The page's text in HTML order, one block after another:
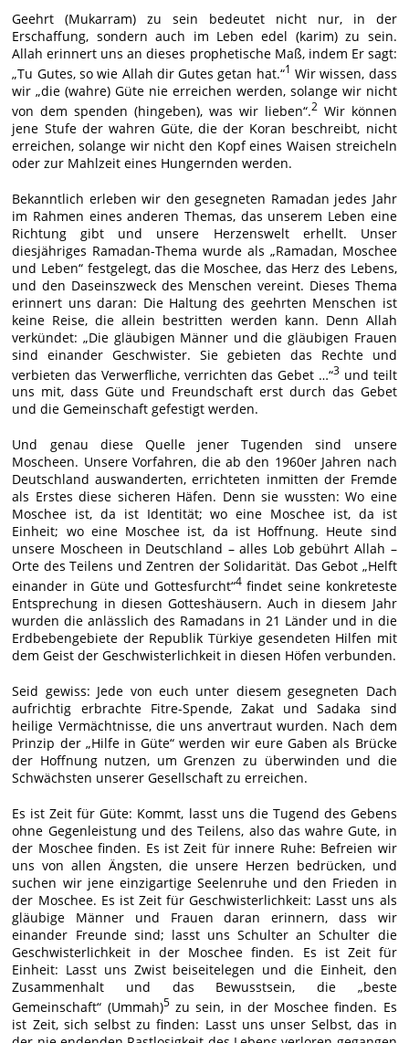
Geehrt (Mukarram) zu sein bedeutet nicht nur, in der
Erschaffung, sondern auch im Leben edel (karim) zu sein.
Allah erinnert uns an dieses prophetische Maß, indem Er sagt:
„Tu Gutes, so wie Allah dir Gutes getan hat.“1 Wir wissen, dass
wir „die (wahre) Güte nie erreichen werden, solange wir nicht
von dem spenden (hingeben), was wir lieben“.2Wir können
jene Stufe der wahren Güte, die der Koran beschreibt, nicht
erreichen, solange wir nicht den Kopf eines Waisen streicheln
oder zur Mahlzeit eines Hungernden werden.
Bekanntlich erleben wir den gesegneten Ramadan jedes Jahr
im Rahmen eines anderen Themas, das unserem Leben eine
Richtung gibt und unsere Herzenswelt erhellt. Unser
diesjähriges Ramadan-Thema wurde als „Ramadan, Moschee
und Leben“ festgelegt, das die Moschee, das Herz des Lebens,
und den Daseinszweck des Menschen vereint. Dieses Thema
erinnert uns daran: Die Haltung des geehrten Menschen ist
keine Reise, die allein bestritten werden kann. Denn Allah
verkündet: „Die gläubigen Männer und die gläubigen Frauen
sind einander Geschwister. Sie gebieten das Rechte und
verbieten das Verwerfliche, verrichten das Gebet …“3 und teilt
uns mit, dass Güte und Freundschaft erst durch das Gebet
und die Gemeinschaft gefestigt werden.
Und genau diese Quelle jener Tugenden sind unsere
Moscheen. Unsere Vorfahren, die ab den 1960er Jahren nach
Deutschland auswanderten, errichteten inmitten der Fremde
als Erstes diese sicheren Häfen. Denn sie wussten: Wo eine
Moschee ist, da ist Identität; wo eine Moschee ist, da ist
Einheit; wo eine Moschee ist, da ist Hoffnung. Heute sind
unsere Moscheen in Deutschland – alles Lob gebührt Allah –
Orte des Teilens und Zentren der Solidarität. Das Gebot „Helft
einander in Güte und Gottesfurcht“4findet seine konkreteste
Entsprechung in diesen Gotteshäusern. Auch in diesem Jahr
wurden die anlässlich des Ramadans in 21 Länder und in die
Erdbebengebiete der Republik Türkiye gesendeten Hilfen mit
dem Geist der Geschwisterlichkeit in diesen Höfen verbunden.
Seid gewiss: Jede von euch unter diesem gesegneten Dach
aufrichtig erbrachte Fitre-Spende, Zakat und Sadaka sind
heilige Vermächtnisse, die uns anvertraut wurden. Nach dem
Prinzip der „Hilfe in Güte“ werden wir eure Gaben als Brücke
der Hoffnung nutzen, um Grenzen zu überwinden und die
Schwächsten unserer Gesellschaft zu erreichen.
Es ist Zeit für Güte: Kommt, lasst uns die Tugend des Gebens
ohne Gegenleistung und des Teilens, also das wahre Gute, in
der Moschee finden. Es ist Zeit für innere Ruhe: Befreien wir
uns von allen Ängsten, die unsere Herzen bedrücken, und
suchen wir jene einzigartige Seelenruhe und den Frieden in
der Moschee. Es ist Zeit für Geschwisterlichkeit: Lasst uns als
gläubige Männer und Frauen daran erinnern, dass wir
einander Freunde sind; lasst uns Schulter an Schulter die
Geschwisterlichkeit in der Moschee finden. Es ist Zeit für
Einheit: Lasst uns Zwist beiseitelegen und die Einheit, den
Zusammenhalt und das Bewusstsein, die „beste
Gemeinschaft“ (Ummah)5zu sein, in der Moschee finden. Es
ist Zeit, sich selbst zu finden: Lasst uns unser Selbst, das in